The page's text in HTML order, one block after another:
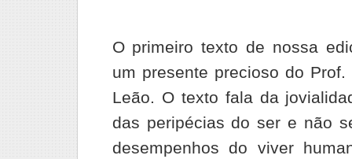
O primeiro texto de nossa
um presente precioso do
Leão. O texto fala da
das peripécias do ser e não
desempenhos do viver